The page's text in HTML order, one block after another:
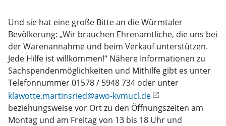
Und sie hat eine große Bitte an die Würmtaler
Bevölkerung: „Wir brauchen Ehrenamtliche, die uns bei
der Warenannahme und beim Verkauf unterstützen.
Jede Hilfe ist willkommen!“ Nähere Informationen zu
Sachspendenmöglichkeiten und Mithilfe gibt es unter
Telefonnummer 01578 / 5948 734 oder unter
klawotte.martinsried@awo-kvmucl.de
beziehungsweise vor Ort zu den Öffnungszeiten am
Montag und am Freitag von 13 bis 18 Uhr und